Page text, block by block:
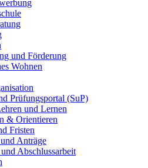
und Förderung
Wohnen
Prüfungsportal (SuP)
und Lernen
& Orientieren
Fristen
Anträge
Abschlussarbeit